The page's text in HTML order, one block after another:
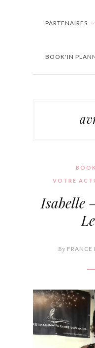
PARTENAIRES
BOOK'IN
VOTRE
Isabelle
By FRANCE